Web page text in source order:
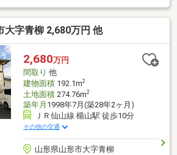
大字青柳 2,680万円 他
2,680万円
間取り 他
建物面積192.1m2
土地面積274.76m2
築年月 1998年7月(築28年2ヶ月)
ＪＲ仙山線 楯山駅 徒歩10分
その他の交通
山形県山形市大字青柳